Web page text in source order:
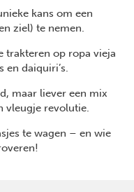
kans om een
ziel) te nemen.
trakteren op ropa vieja
en daiquiri’s.
maar liever een mix
vleugje revolutie.
te wagen – en wie